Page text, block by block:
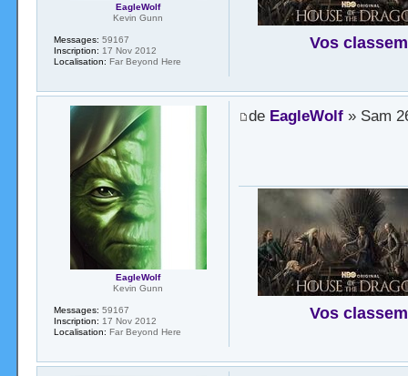
Vos
EagleWolf
Kevin Gunn
Messages: 59167
Inscription: 17 Nov 2012
Localisation: Far Beyond Here
de EagleWolf» Sam
Vos
EagleWolf
Kevin Gunn
Messages: 59167
Inscription: 17 Nov 2012
Localisation: Far Beyond Here